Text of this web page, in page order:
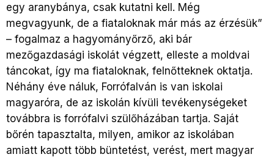
egy aranybánya, csak kutatni kell. Még
megvagyunk, de a fiataloknak már más az érzésük”
– fogalmaz a hagyományőrző, aki bár
mezőgazdasági iskolát végzett, elleste a moldvai
táncokat, így ma fiataloknak, felnőtteknek oktatja.
Néhány éve náluk, Forrófalván is van iskolai
magyaróra, de az iskolán kívüli tevékenységeket
továbbra is forrófalvi szülőházában tartja. Saját
bőrén tapasztalta, milyen, amikor az iskolában
amiatt kapott több büntetést, verést, mert magyar